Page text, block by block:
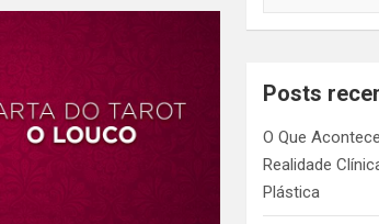
a
c
Posts
O Que
Realidade
Plástica